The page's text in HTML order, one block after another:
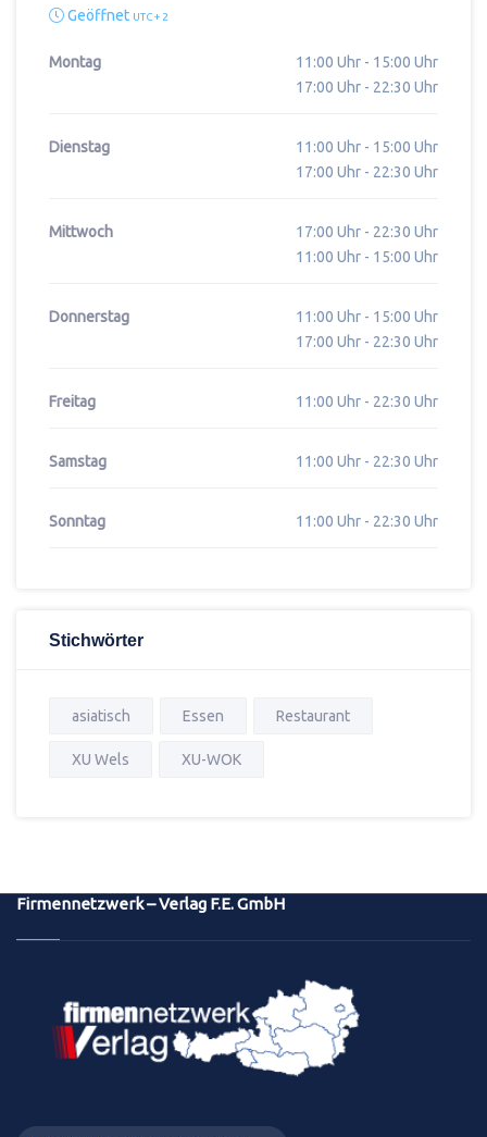
Geöffnet UTC + 2
Montag
11:00 Uhr - 15:00 Uhr
17:00 Uhr - 22:30 Uhr
Dienstag
11:00 Uhr - 15:00 Uhr
17:00 Uhr - 22:30 Uhr
Mittwoch
17:00 Uhr - 22:30 Uhr
11:00 Uhr - 15:00 Uhr
Donnerstag
11:00 Uhr - 15:00 Uhr
17:00 Uhr - 22:30 Uhr
Freitag 11:00 Uhr - 22:30 Uhr
Samstag 11:00 Uhr - 22:30 Uhr
Sonntag 11:00 Uhr - 22:30 Uhr
Stichwörter
asiatisch Essen Restaurant
XU Wels XU-WOK
Firmennetzwerk – Verlag F.E. GmbH